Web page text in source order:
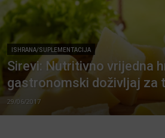
ISHRANA/SUPLEMENTACIJA
Sirevi: Nutritivno vrijedna
gastronomski doživljaj za
29/06/2017